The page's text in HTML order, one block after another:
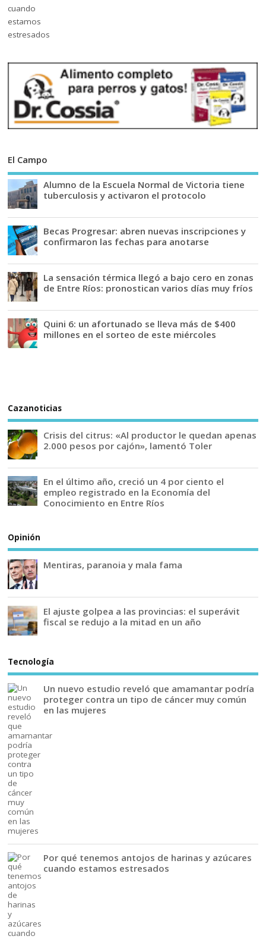
El Campo
Alumno de la Escuela Normal de Victoria tiene
tuberculosis y activaron el protocolo
Becas Progresar: abren nuevas inscripciones y
confirmaron las fechas para anotarse
La sensación térmica llegó a bajo cero en zonas
de Entre Ríos: pronostican varios días muy fríos
Quini 6: un afortunado se lleva más de $400
millones en el sorteo de este miércoles
Cazanoticias
Crisis del citrus: «Al productor le quedan apenas
2.000 pesos por cajón», lamentó Toler
En el último año, creció un 4 por ciento el
empleo registrado en la Economía del
Conocimiento en Entre Ríos
Opinión
Mentiras, paranoia y mala fama
El ajuste golpea a las provincias: el superávit
fiscal se redujo a la mitad en un año
Tecnología
Un nuevo estudio reveló que amamantar podría
proteger contra un tipo de cáncer muy común
en las mujeres
Por qué tenemos antojos de harinas y azúcares
cuando estamos estresados